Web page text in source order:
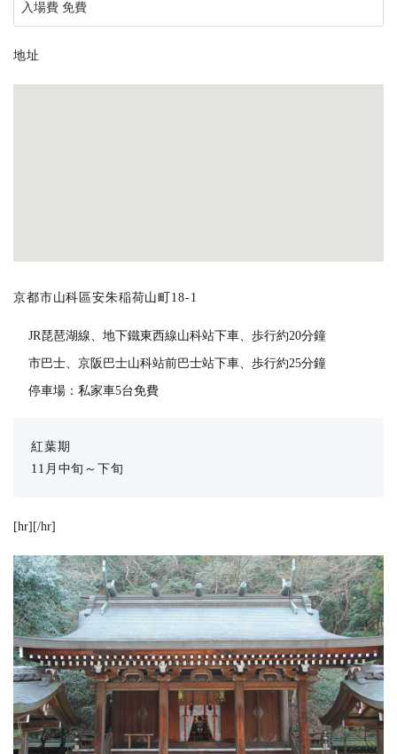
入場費 免費
地址
京都市山科區安朱稲荷山町18-1
JR琵琶湖線、地下鐵東西線山科站下車、歩行約20分鐘
市巴士、京阪巴士山科站前巴士站下車、歩行約25分鐘
停車場：私家車5台免費
紅葉期
11月中旬～下旬
[hr][/hr]